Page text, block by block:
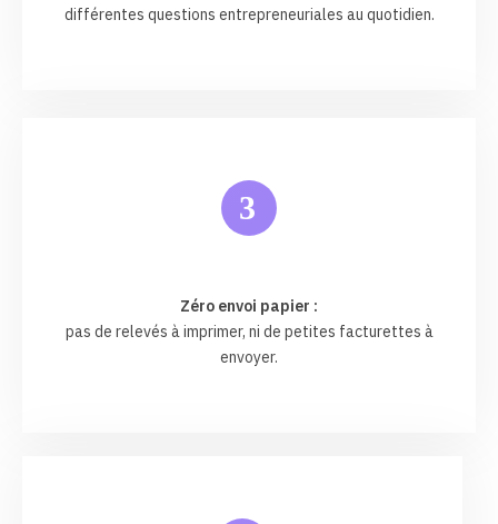
différentes questions entrepreneuriales au quotidien.
3
Zéro envoi papier :
pas de relevés à imprimer, ni de petites facturettes à
envoyer.